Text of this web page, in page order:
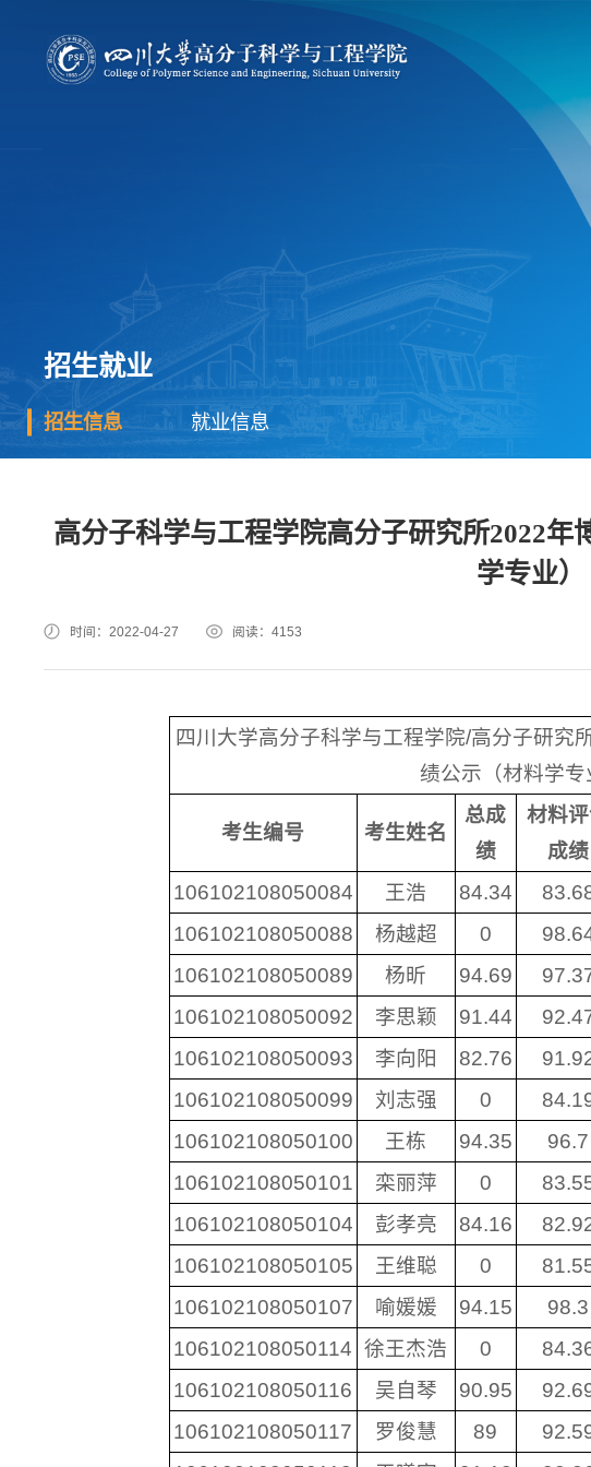
招生就业
招生信息 就业信息
高分子科学与工程学院高分子研究所2022
学专业）
时间：2022-04-27 阅读： 4153
四川大学高分子科学与工程学院/高分子研究
绩公示（材料学专
考生编号 考生姓名
总成
绩
材料
成绩
106102108050084 王浩 84.34
106102108050088
杨越超 0
106102108050089
杨昕 94.69
106102108050092
李思颖 91.44
106102108050093
李向阳 82.76
106102108050099
刘志强 0
106102108050100
王栋 94.35 96.7
106102108050101
栾丽萍 0
106102108050104
彭孝亮 84.16
106102108050105
王维聪 0
106102108050107
喻媛媛 94.15 98.3
106102108050114 徐王杰浩 0
106102108050116
吴自琴 90.95
106102108050117
罗俊慧 89